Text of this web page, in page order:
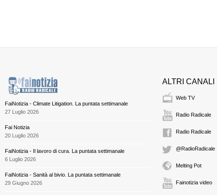
FaiNotizia - Climate Litigation. La puntata settimanale
27 Luglio 2026
Fai Notizia
20 Luglio 2026
FaiNotizia - Il lavoro di cura. La puntata settimanale
6 Luglio 2026
FaiNotizia - Sanità al bivio. La puntata settimanale
29 Giugno 2026
ALTRI CANALI
Web TV
Radio Radicale
Radio Radicale
@RadioRadicale
Melting Pot
Fainotizia video